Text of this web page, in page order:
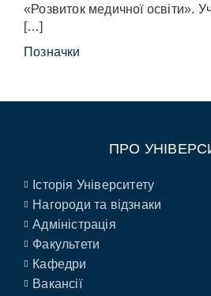
«Розвиток медичної освіти».
[…]
Позначки
ПРО
Історія Університету
Нагороди та відзнаки
Адміністрація
Факультети
Кафедри
Вакансії